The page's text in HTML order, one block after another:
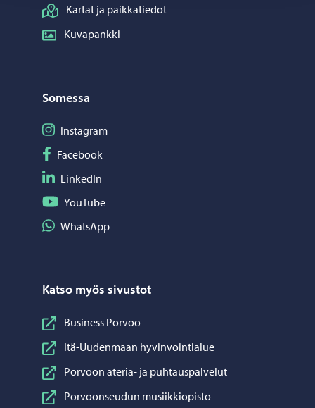
Kartat ja paikkatiedot
Kuvapankki
Somessa
Seuraa Instagram
Instagram
Seuraa Facebook
Facebook
Seuraa LinkedIn
LinkedIn
Seuraa YouTube
YouTube
Jaa WhatsApp
WhatsApp
Katso myös sivustot
Business Porvoo
Itä-Uudenmaan hyvinvointialue
Porvoon ateria- ja puhtauspalvelut
Porvoonseudun musiikkiopisto